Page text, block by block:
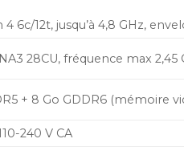
4 6c/12t, jusqu’à 4,8 GHz,
28CU, fréquence max
+ 8 Go GDDR6 (mémoire
240 V CA